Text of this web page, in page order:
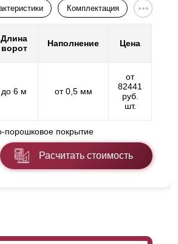
Комплектация
Длина
ворот
Наполнение Цена
до 6 м от 0,5 мм
от
82441
руб.
шт.
покрытие
Расчитать стоимость